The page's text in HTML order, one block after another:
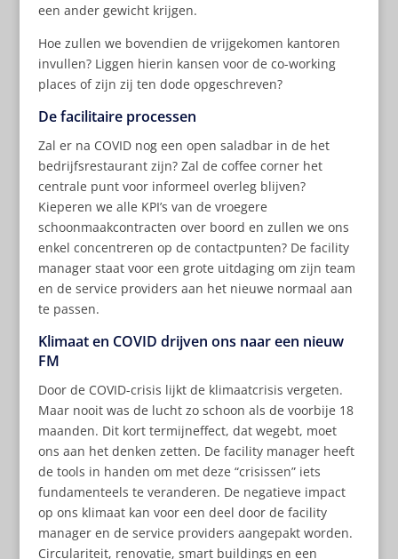
een ander gewicht krijgen.
Hoe zullen we bovendien de vrijgekomen kantoren
invullen? Liggen hierin kansen voor de co-working
places of zijn zij ten dode opgeschreven?
De facilitaire processen
Zal er na COVID nog een open saladbar in de het
bedrijfsrestaurant zijn? Zal de coffee corner het
centrale punt voor informeel overleg blijven?
Kieperen we alle KPI’s van de vroegere
schoonmaakcontracten over boord en zullen we ons
enkel concentreren op de contactpunten? De facility
manager staat voor een grote uitdaging om zijn team
en de service providers aan het nieuwe normaal aan
te passen.
Klimaat en COVID drijven ons naar een nieuw
FM
Door de COVID-crisis lijkt de klimaatcrisis vergeten.
Maar nooit was de lucht zo schoon als de voorbije 18
maanden. Dit kort termijneffect, dat wegebt, moet
ons aan het denken zetten. De facility manager heeft
de tools in handen om met deze “crisissen” iets
fundamenteels te veranderen. De negatieve impact
op ons klimaat kan voor een deel door de facility
manager en de service providers aangepakt worden.
Circulariteit, renovatie, smart buildings en een